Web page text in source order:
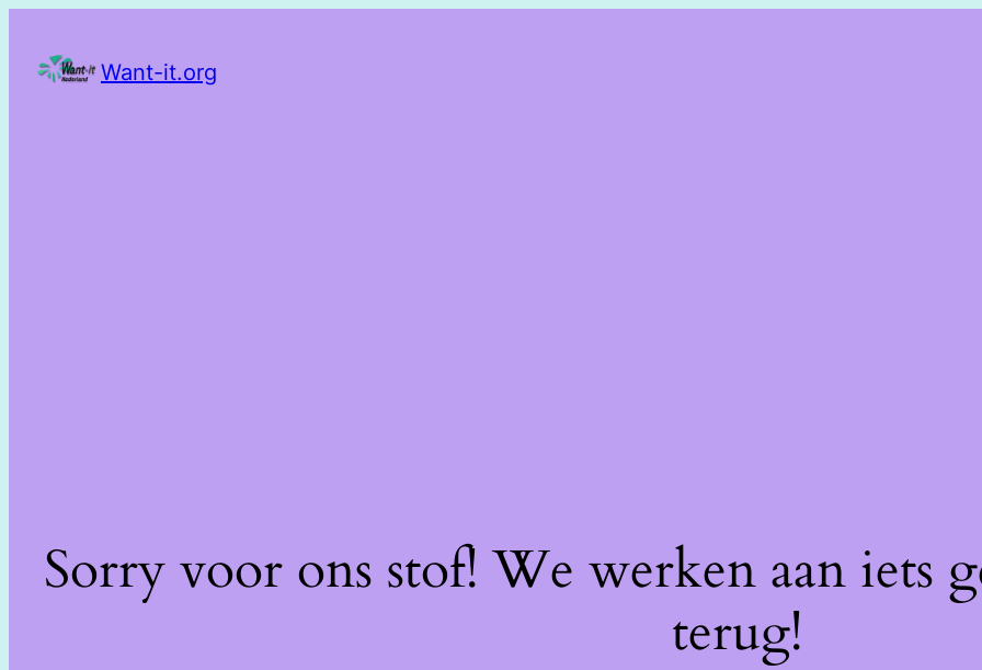
Want-it.org
Sorry voor ons stof! We werken aan iets
terug!